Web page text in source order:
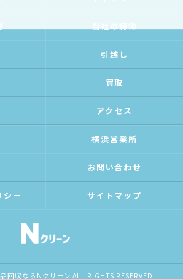
引越し
買取
アクセス
横浜営業所
お問い合わせ
シー サイトマップ
回収ならNクリーン ALL RIGHTS RESERVED.